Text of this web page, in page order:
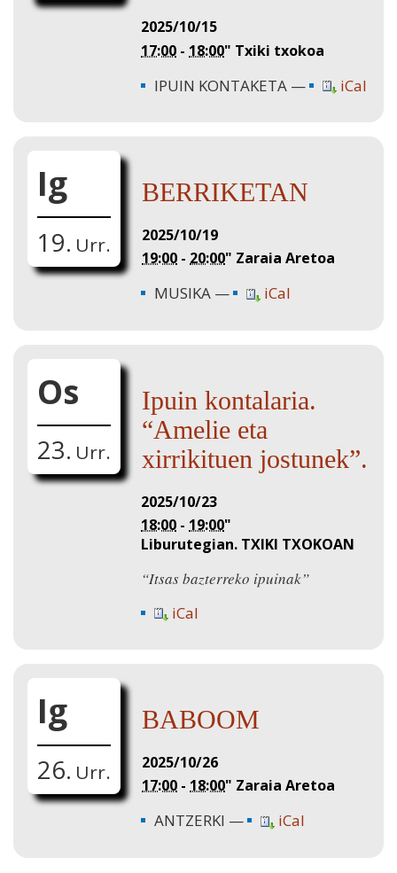
2025/10/15
17:00 - 18:00" Txiki txokoa
IPUIN KONTAKETA iCal
Ig
19. Urr.
BERRIKETAN
2025/10/19
19:00 - 20:00" Zaraia Aretoa
MUSIKA iCal
Os
23. Urr.
Ipuin kontalaria.
“Amelie eta
xirrikituen jostunek”.
2025/10/23
18:00 - 19:00"
Liburutegian. TXIKI TXOKOAN
“Itsas bazterreko ipuinak”
iCal
Ig
26. Urr.
BABOOM
2025/10/26
17:00 -18:00" Zaraia Aretoa
ANTZERKI iCal